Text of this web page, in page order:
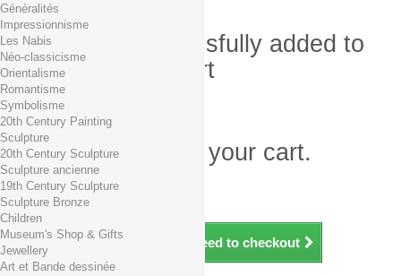
Product successfully added to
your shopping cart
Quantity
Total
There is 1 item in your cart.
Total products (tax incl.)
Total shipping TTC
Total (tax incl.)
Continue shopping Proceed to checkout
Généralités
Impressionnisme
Les Nabis
Néo-classicisme
Orientalisme
Romantisme
Symbolisme
20th Century Painting
Sculpture
20th Century Sculpture
Sculpture ancienne
19th Century Sculpture
Sculpture Bronze
Children
Museum's Shop & Gifts
Jewellery
Art et Bande dessinée